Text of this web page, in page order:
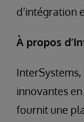
d’intégration
À propos
innovantes
fournit une